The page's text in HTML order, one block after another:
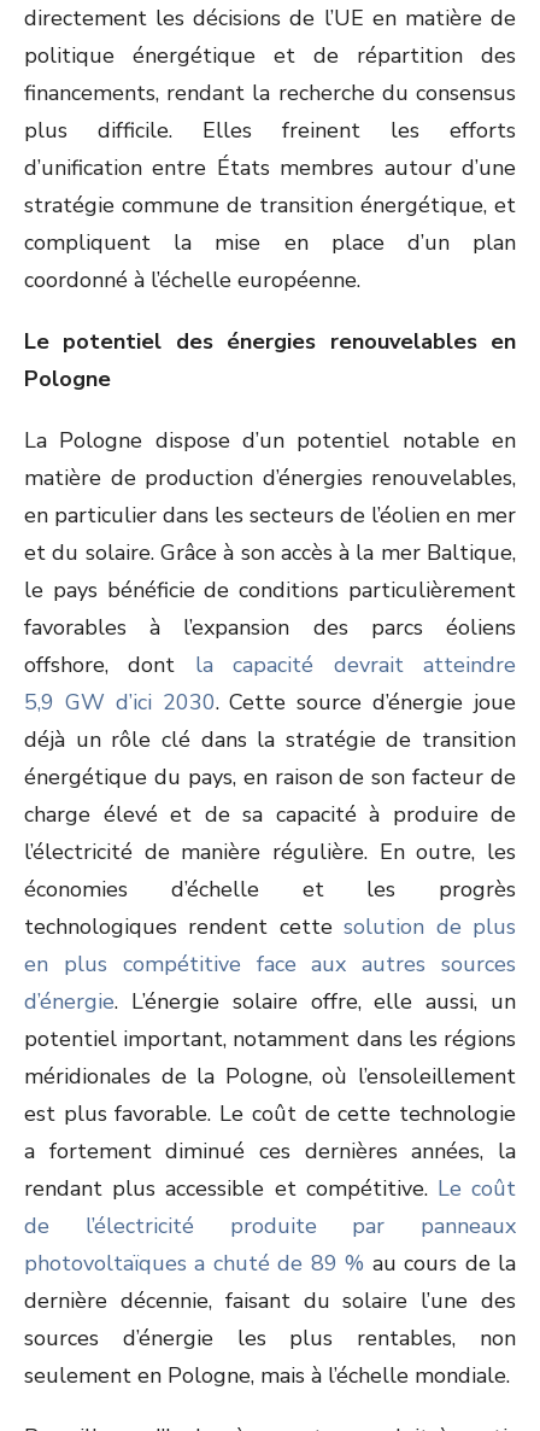
directement les décisions de l’UE en matière de
politique énergétique et de répartition des
financements, rendant la recherche du consensus
plus difficile. Elles freinent les efforts
d’unification entre États membres autour d’une
stratégie commune de transition énergétique, et
compliquent la mise en place d’un plan
coordonné à l’échelle européenne.
Le potentiel des énergies renouvelables en
Pologne
La Pologne dispose d’un potentiel notable en
matière de production d’énergies renouvelables,
en particulier dans les secteurs de l’éolien en mer
et du solaire. Grâce à son accès à la mer Baltique,
le pays bénéficie de conditions particulièrement
favorables à l’expansion des parcs éoliens
offshore, dont la capacité devrait atteindre
5,9 GW d’ici 2030. Cette source d’énergie joue
déjà un rôle clé dans la stratégie de transition
énergétique du pays, en raison de son facteur de
charge élevé et de sa capacité à produire de
l’électricité de manière régulière. En outre, les
économies d’échelle et les progrès
technologiques rendent cettesolution de plus
en plus compétitive face aux autres sources
d’énergie. L’énergie solaire offre, elle aussi, un
potentiel important, notamment dans les régions
méridionales de la Pologne, où l’ensoleillement
est plus favorable. Le coût de cette technologie
a fortement diminué ces dernières années, la
rendant plus accessible et compétitive. Le coût
de l’électricité produite par panneaux
photovoltaïques a chuté de 89 % au cours de la
dernière décennie, faisant du solaire l’une des
sources d’énergie les plus rentables, non
seulement en Pologne, mais à l’échelle mondiale.